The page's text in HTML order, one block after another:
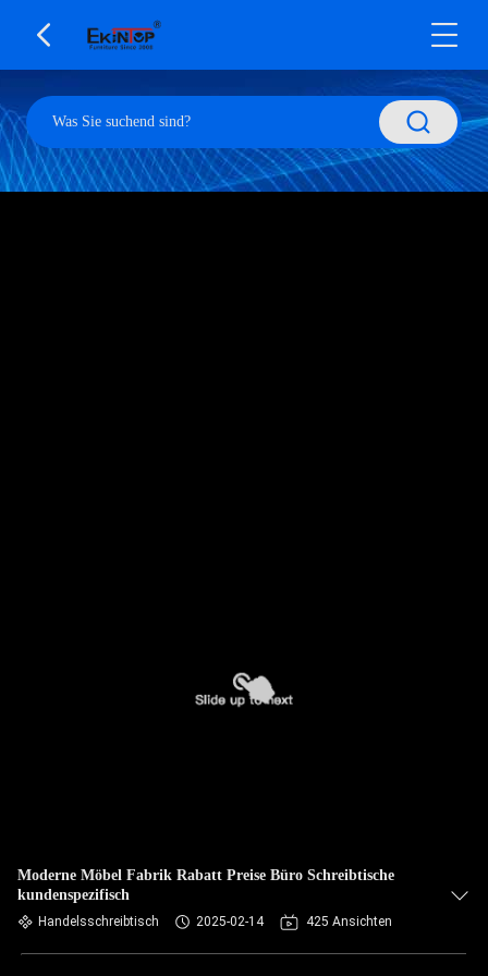
Moderne Möbel Fabrik Rabatt Preise Büro Schreibtische
kundenspezifisch
Handelsschreibtisch 2025-02-14 425 Ansichten